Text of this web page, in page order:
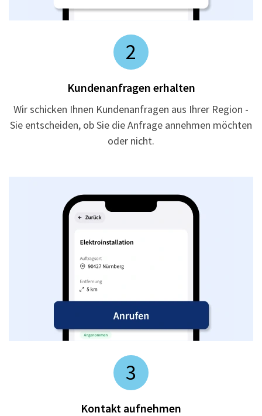
2
Kundenanfragen erhalten
Wir schicken Ihnen Kundenanfragen aus Ihrer Region -
Sie entscheiden, ob Sie die Anfrage annehmen möchten
oder nicht.
3
Kontakt aufnehmen